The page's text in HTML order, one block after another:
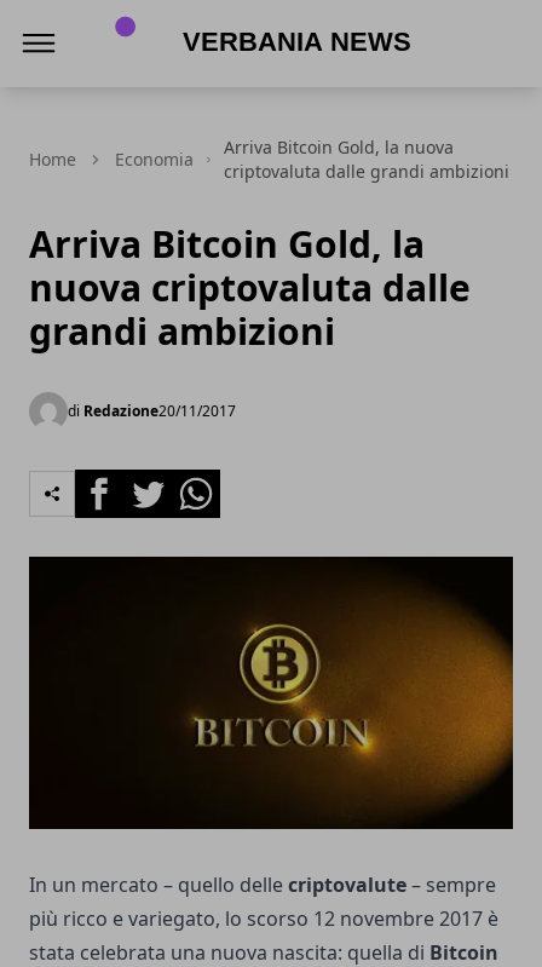
Home Economia
Arriva Bitcoin Gold, la nuova
criptovaluta dalle grandi ambizioni
Arriva Bitcoin Gold, la
nuova criptovaluta dalle
grandi ambizioni
di Redazione20/11/2017
FacebookTwitterWhatsapp
In un mercato – quello dellecriptovalute– sempre
più ricco e variegato, lo scorso 12 novembre 2017 è
stata celebrata una nuova nascita: quella di Bitcoin